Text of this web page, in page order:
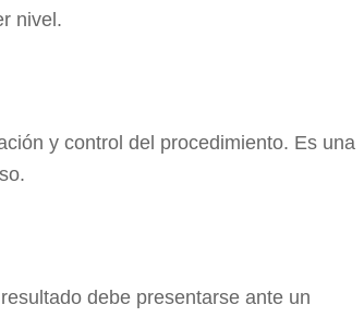
nivel.
y control del procedimiento. Es una
debe presentarse ante un